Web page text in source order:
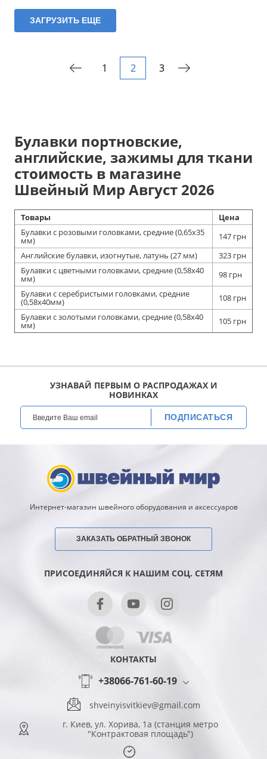
ЗАГРУЗИТЬ ЕЩЕ
1 2 3
Булавки портновские,
английские, зажимы для ткани
стоимость в магазине
Швейный Мир Август 2026
Товары
Цена
Булавки с розовыми головками, средние (0,65х35
мм)
147 грн
Английские булавки, изогнутые, латунь (27 мм)
323 грн
Булавки с цветными головками, средние (0,58х40
мм)
98 грн
Булавки с серебристыми головками, средние
(0,58х40мм)
108 грн
Булавки с золотыми головками, средние (0,58х40
мм) 105 грн
УЗНАВАЙ ПЕРВЫМ О РАСПРОДАЖАХ И
НОВИНКАХ
ПОДПИСАТЬСЯ
Интернет-магазин швейного оборудования и аксессуаров
ЗАКАЗАТЬ ОБРАТНЫЙ ЗВОНОК
ПРИСОЕДИНЯЙСЯ К НАШИМ СОЦ. СЕТЯМ
КОНТАКТЫ
+38066-761-60-19
shveinyisvitkiev@gmail.com
г. Киев, ул. Хорива, 1а (станция метро
"Контрактовая площадь")